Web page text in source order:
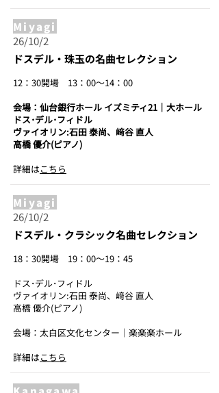
Miyagi
26/10/2
ドスデル・珠玉の名曲セレクション
12：30開場 13：00～14：00
会場：仙台銀行ホール イズミティ21｜大ホール
ドス･デル･フィドル
ヴァイオリン:石田 泰尚、﨑谷 直人
高橋 優介(ピアノ)
詳細はこちら
Miyagi
26/10/2
ドスデル・クラシック名曲セレクション
18：30開場 19：00～19：45
ドス･デル･フィドル
ヴァイオリン:石田 泰尚、﨑谷 直人
高橋 優介(ピアノ)
会場：太白区文化センター｜楽楽楽ホール
詳細はこちら